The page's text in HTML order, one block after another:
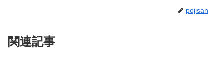
pojisan
関連記事